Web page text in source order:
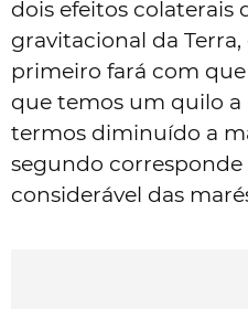
dois efeitos colaterais
gravitacional da Terra,
primeiro fará com
que temos um quilo a
termos diminuído a
segundo corresponde
considerável das